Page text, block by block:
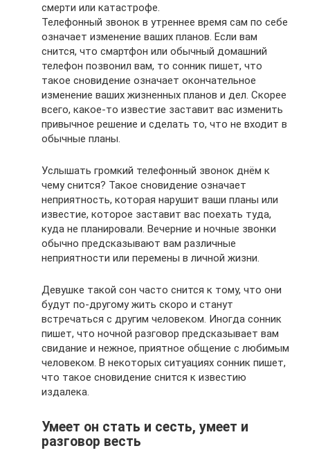
смерти или катастрофе.
Телефонный звонок в утреннее время сам по себе
означает изменение ваших планов. Если вам
снится, что смартфон или обычный домашний
телефон позвонил вам, то сонник пишет, что
такое сновидение означает окончательное
изменение ваших жизненных планов и дел. Скорее
всего, какое-то известие заставит вас изменить
привычное решение и сделать то, что не входит в
обычные планы.
Услышать громкий телефонный звонок днём к
чему снится? Такое сновидение означает
неприятность, которая нарушит ваши планы или
известие, которое заставит вас поехать туда,
куда не планировали. Вечерние и ночные звонки
обычно предсказывают вам различные
неприятности или перемены в личной жизни.
Девушке такой сон часто снится к тому, что они
будут по-другому жить скоро и станут
встречаться с другим человеком. Иногда сонник
пишет, что ночной разговор предсказывает вам
свидание и нежное, приятное общение с любимым
человеком. В некоторых ситуациях сонник пишет,
что такое сновидение снится к известию
издалека.
Умеет он стать и сесть, умеет и
разговор весть